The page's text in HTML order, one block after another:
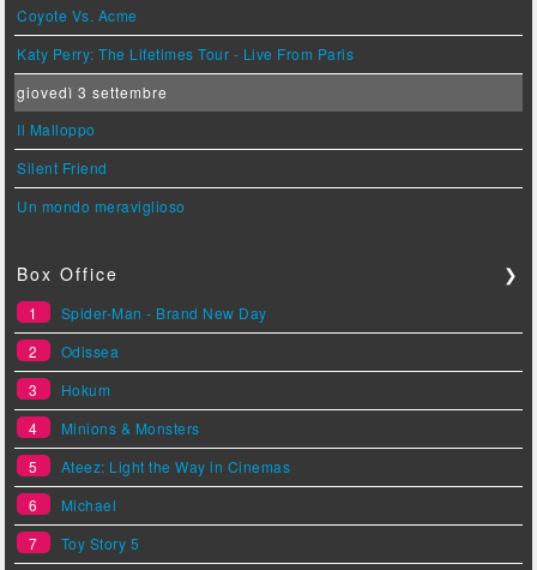
Coyote Vs. Acme
Katy Perry: The Lifetimes Tour - Live From Paris
giovedì 3 settembre
Il Malloppo
Silent Friend
Un mondo meraviglioso
Box Office ❯
1
Spider-Man - Brand New Day
2
Odissea
3
Hokum
4
Minions & Monsters
5
Ateez: Light the Way in Cinemas
6
Michael
7
Toy Story 5